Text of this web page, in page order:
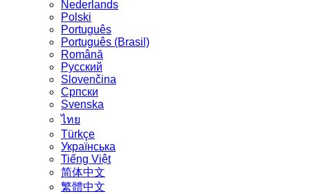
Nederlands
Polski
Português
Português (Brasil)
Română
Русский
Slovenčina
Српски
Svenska
ไทย
Türkçe
Українська
Tiếng Việt
简体中文
繁體中文